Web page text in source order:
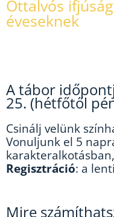
Ottalvós
éveseknek
A tábor
25. (hétfőtől
Csinálj velünk
Vonuljunk el 5
Regisztráció: a
Mire